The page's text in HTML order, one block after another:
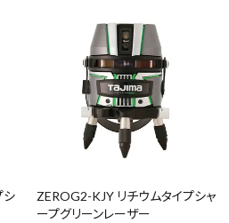
シ
ZEROG2-KJY リチウムタイプシャ
ープグリーンレーザー